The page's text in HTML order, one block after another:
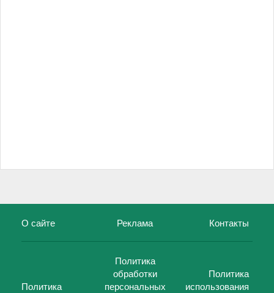
О сайте Реклама Контакты
Политика
Политика
обработки
персональных
Политика
использования